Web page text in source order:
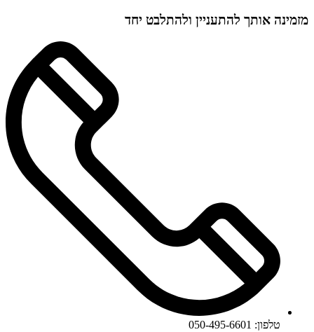
מזמינה אותך להתעניין ולהתלבט יחד
טלפון: 050-495-6601